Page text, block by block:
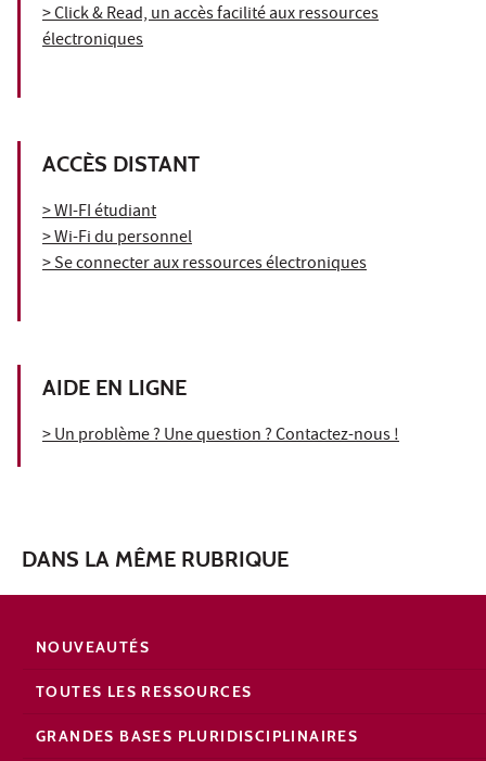
> Click & Read, un accès facilité aux ressources
électroniques
ACCÈS DISTANT
> WI-FI étudiant
> Wi-Fi du personnel
> Se connecter aux ressources électroniques
AIDE EN LIGNE
> Un problème ? Une question ? Contactez-nous !
DANS LA MÊME RUBRIQUE
NOUVEAUTÉS
TOUTES LES RESSOURCES
GRANDES BASES PLURIDISCIPLINAIRES